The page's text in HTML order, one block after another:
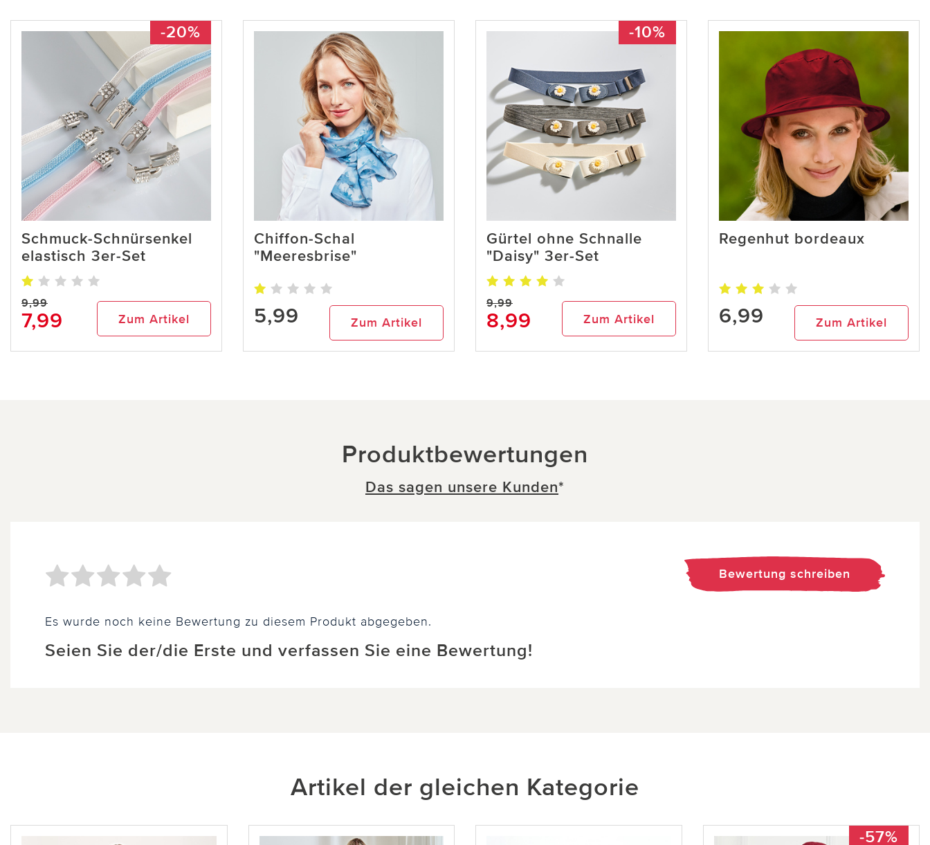
-20%
Schmuck-Schnürsenkel
elastisch 3er-Set
9,99
7,99 Zum Artikel
Chiffon-Schal
"Meeresbrise"
5,99 Zum Artikel
-10%
Gürtel ohne Schnalle
"Daisy" 3er-Set
9,99
8,99 Zum Artikel
Regenhut bordeaux
6,99 Zum Artikel
Produktbewertungen
Das sagen unsere Kunden*
Es wurde noch keine Bewertung zu diesem Produkt abgegeben.
Seien Sie der/die Erste und verfassen Sie eine Bewertung!
Bewertung schreiben
Artikel der gleichen Kategorie
-57%